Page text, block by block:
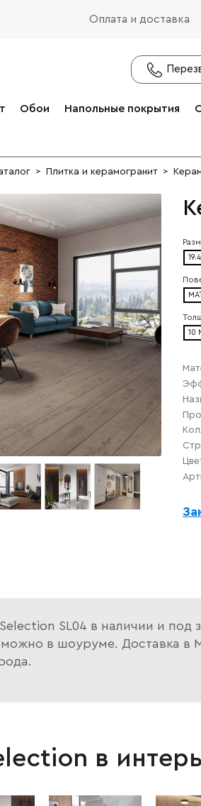
Оплата и доставка
Обои Напольные покрытия
> Плитка и керамогранит >
10
SL04 в наличии и под
в шоуруме. Доставка в
в